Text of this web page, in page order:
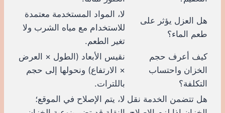
هل العزل يؤثر على
طعم الماء؟
لا، المواد المستخدمة معتمدة
للاستخدام مع مياه الشرب ولا
تغير الطعم.
كيف أعرف حجم
الخزان واحتساب
التكلفة؟
نقيس الأبعاد (الطول × العرض
× الارتفاع) ونحولها إلى حجم
باللترات.
هل تتضمن الخدمة نقل لا، يتم الإصلاح في الموقع؛